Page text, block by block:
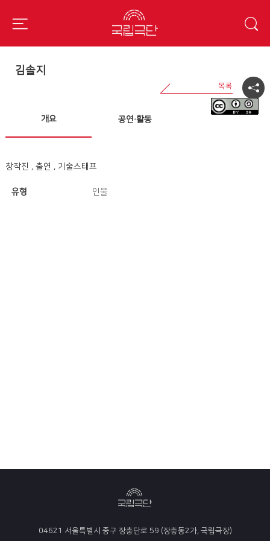
김솔지
개요 공연·활동
창작진 , 출연 , 기술스태프
유형 인물
04621 서울특별시 중구 장충단로 59 (장충동2가, 국립극장)